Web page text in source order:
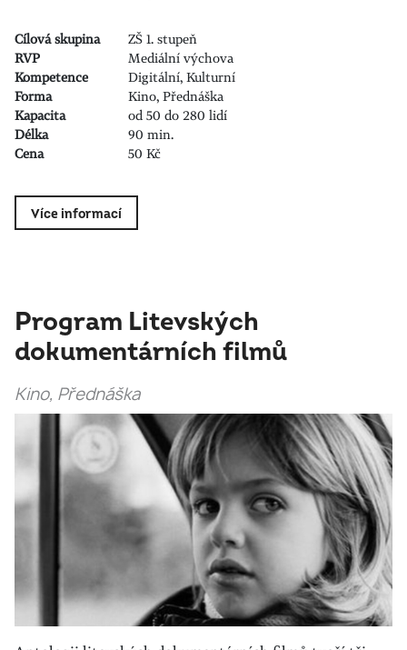
Cílová skupina
ZŠ 1. stupeň
RVP
Mediální výchova
Kompetence
Digitální, Kulturní
Forma
Kino, Přednáška
Kapacita
od 50 do 280 lidí
Délka
90 min.
Cena
50 Kč
Více informací
Program Litevských
dokumentárních filmů
Kino, Přednáška